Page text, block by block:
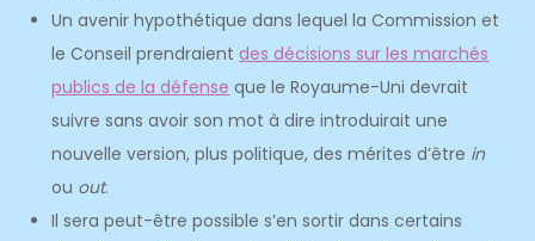
Un avenir hypothétique dans lequel la Commission et
le Conseil prendraientdes décisions sur les marchés
publics de la défense que le Royaume-Uni devrait
suivre sans avoir son mot à dire introduirait une
nouvelle version, plus politique, des mérites d’être in
ou out.
Il sera peut-être possible s’en sortir dans certains